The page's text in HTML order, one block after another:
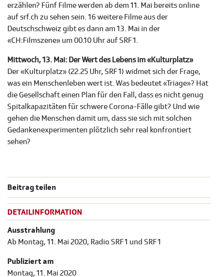
erzählen? Fünf Filme werden ab dem 11. Mai bereits online
auf srf.ch zu sehen sein. 16 weitere Filme aus der
Deutschschweiz gibt es dann am 13. Mai in der
«CH:Filmszene» um 00.10 Uhr auf SRF 1.
Mittwoch, 13. Mai: Der Wert des Lebens im «Kulturplatz»
Der «Kulturplatz» (22.25 Uhr, SRF 1) widmet sich der Frage,
was ein Menschenleben wert ist. Was bedeutet «Triage»? Hat
die Gesellschaft einen Plan für den Fall, dass es nicht genug
Spitalkapazitäten für schwere Corona-Fälle gibt? Und wie
gehen die Menschen damit um, dass sie sich mit solchen
Gedankenexperimenten plötzlich sehr real konfrontiert
sehen?
Beitrag teilen
DETAILINFORMATION
Ausstrahlung
Ab Montag, 11. Mai 2020, Radio SRF 1 und SRF 1
Publiziert am
Montag, 11. Mai 2020